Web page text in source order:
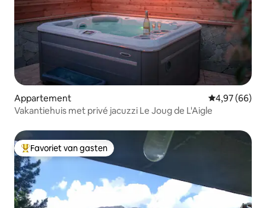
Appartement Gemiddelde
4,97 (66)
Vakantiehuis met privé jacuzzi Le Joug de L'Aigle
Topfavoriet van gasten
Favoriet van gasten